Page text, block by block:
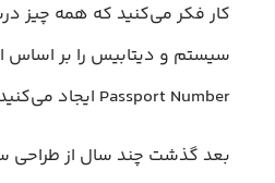
کار فکر می‌کنید که همه چیز
سیستم و دیتابیس را بر اساس
Passport Number ایجاد می‌کنید.
بعد گذشت چند سال از طراحی